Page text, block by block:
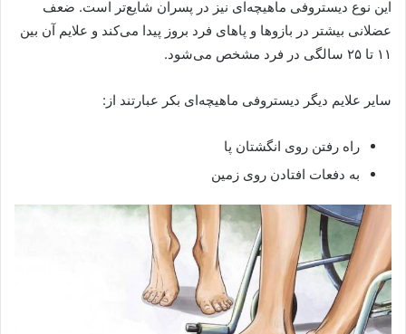
این نوع دیستروفی ماهیچه‌ای نیز در پسران شایع‌تر است. ضعف
عضلانی بیشتر در بازوها و پاهای فرد بروز پیدا می‌کند و علایم آن بین
۱۱ تا ۲۵ سالگی در فرد مشخص می‌شود.
سایر علایم دیگر دیستروفی ماهیچه‌ای بکر عبارتند از:
راه رفتن روی انگشتان پا
به دفعات افتادن روی زمین